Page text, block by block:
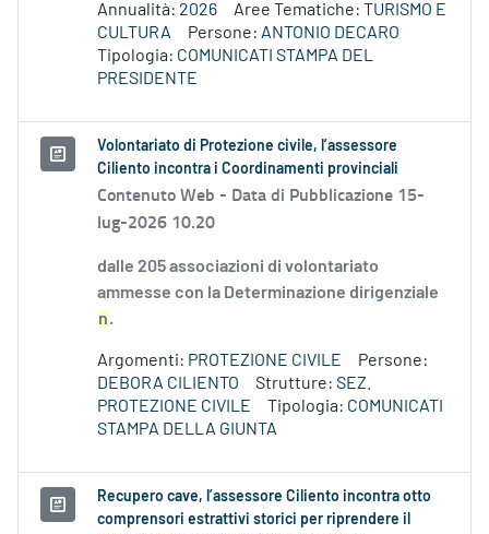
Annualità: 2026 Aree Tematiche: TURISMO E
CULTURA
Persone: ANTONIO DECARO
Tipologia: COMUNICATI STAMPA DEL
PRESIDENTE
Volontariato di Protezione civile, l’assessore
Ciliento incontra i Coordinamenti provinciali
Contenuto Web - Data di Pubblicazione 15-
lug-2026 10.20
dalle 205 associazioni di volontariato
ammesse con la Determinazione dirigenziale
n.
Argomenti: PROTEZIONE CIVILE
Persone:
DEBORA CILIENTO
Strutture: SEZ.
PROTEZIONE CIVILE
Tipologia: COMUNICATI
STAMPA DELLA GIUNTA
Recupero cave, l’assessore Ciliento incontra otto
comprensori estrattivi storici per riprendere il